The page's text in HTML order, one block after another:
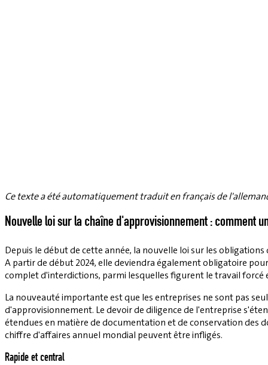
Ce texte a été automatiquement traduit en français de
Nouvelle loi sur la chaîne d'approvisionnement : comment
Depuis le début de cette année, la nouvelle loi sur les
A partir de début 2024, elle deviendra également obligatoire
complet d'interdictions, parmi lesquelles figurent le travail forcé
La nouveauté importante est que les entreprises ne sont pas
d'approvisionnement. Le devoir de diligence de l'entreprise
étendues en matière de documentation et de conservation des
chiffre d'affaires annuel mondial peuvent être infligés.
Rapide et central